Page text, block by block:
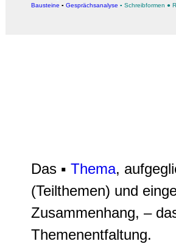
Bausteine ▪ Gesprächsanalyse ▪ Schreibformen ●
Das ▪ Thema,
(Teilthemen) und
Zusammenhang, –
Themenentfaltung.